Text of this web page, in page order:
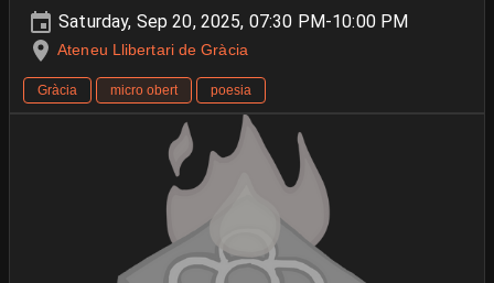
Saturday, Sep 20, 2025, 07:30 PM-10:00 PM
Ateneu Llibertari de Gràcia
Gràcia micro obert poesia